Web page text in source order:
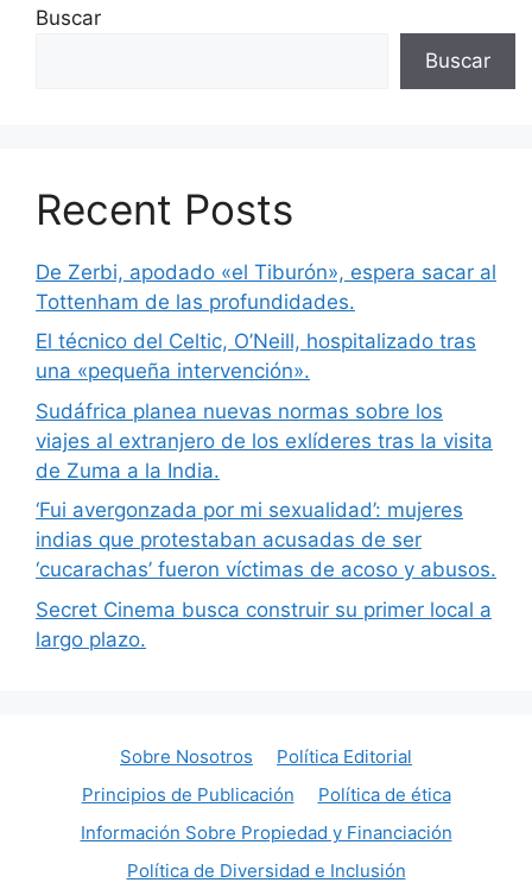
Buscar
Buscar
Recent Posts
De Zerbi, apodado «el Tiburón», espera sacar al
Tottenham de las profundidades.
El técnico del Celtic, O’Neill, hospitalizado tras
una «pequeña intervención».
Sudáfrica planea nuevas normas sobre los
viajes al extranjero de los exlíderes tras la visita
de Zuma a la India.
‘Fui avergonzada por mi sexualidad’: mujeres
indias que protestaban acusadas de ser
‘cucarachas’ fueron víctimas de acoso y abusos.
Secret Cinema busca construir su primer local a
largo plazo.
Sobre Nosotros
Política Editorial
Principios de Publicación
Política de ética
Información Sobre Propiedad y Financiación
Política de Diversidad e Inclusión